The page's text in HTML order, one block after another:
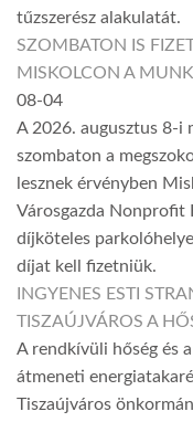
tűzszerész alakulatát.
SZOMBATON IS
MISKOLCON A
08-04
A 2026. augusztus 8-i
szombaton a
lesznek érvényben
Városgazda
díjköteles
díjat kell fizetniük.
INGYENES ESTI
TISZAÚJVÁROS A
A rendkívüli hőség és
átmeneti
Tiszaújváros